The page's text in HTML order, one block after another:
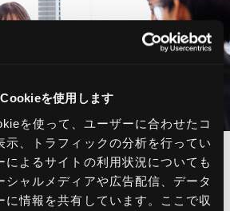
を使用します
を使って、ユーザーに合わせたコ
示、トラフィックの分析を行ってい
によるサイトの利用状況についても
シャルメディアや広告配信、データ
に情報を共有しています。ここで収
JIG-SAWの営業。
ので営業力が身につく。